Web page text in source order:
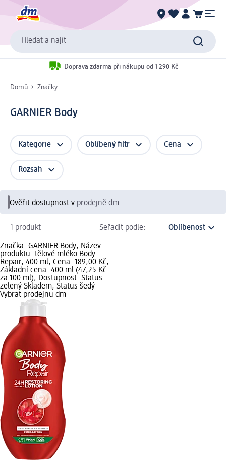
Hledat a najít
Doprava zdarma při nákupu od 1 290 Kč
Domů Značky
GARNIER Body
Kategorie Oblíbený filtr Cena
Rozsah
Ověřit dostupnost v prodejně dm
1 produkt Seřadit podle:
Značka: GARNIER Body; Název
produktu: tělové mléko Body
Repair, 400 ml; Cena: 189,00 Kč;
Základní cena: 400 ml (47,25 Kč
za 100 ml); Dostupnost: Status
zelený Skladem, Status šedý
Vybrat prodejnu dm